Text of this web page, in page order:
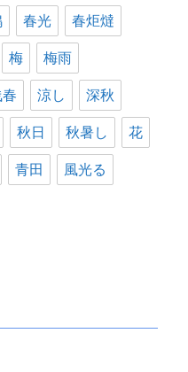
春光 春炬燵
梅 梅雨
涼し 深秋
秋日 秋暑し 花
青田 風光る